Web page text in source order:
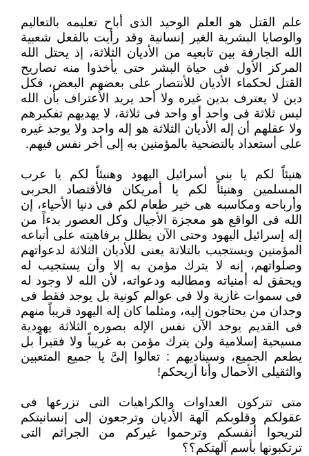
علم القتل هو العلم الوحيد الذى أباح تعليمه بالتعاليم
والوصايا البشرية الغير إنسانية وقد رأيت بالفعل شعبية
الله الجارفة بين تابعيه من ‏الأديان الثلاثة، إذ يحتل الله
المركز الأول فى حياة البشر حتى يأخذوا منه تصاريح
القتل لحكماء الأديان للأنتصار على بعضهم البعض، ‏فكل
دين لا يعترف بدين غيره ولا أحد يريد الأعتراف بأن الله
ليس ثلاثة فى واحد أو واحد فى ثلاثة، لا يهديهم تفكيرهم
ولا عقلهم أن إله ‏الأديان الثلاثة هو إله واحد ولا يوجد غيره
على أستعداد بالتضحية بالمؤمنين به إلى أخر نفس فيهم.‏
هنيئاً لكم يا بنى أسرائيل اليهود وهنيئاً لكم يا عرب
المسلمين وهنيئاً لكم يا أمريكان فالأقتصاد الحربى
وأرباحه ومكاسبه هى خير طعام ‏لكم فى دنيا الأحياء، إن
الله فى الواقع هو معجزة الأجيال وكل العصور بدءاً من
إله إسرائيل اليهود وحتى الآن يظلل برفاهيته على أتباعه
‏المؤمنين ويستجيب بالتلاتة يعنى للأديان الثلاثة لدعواتهم
وصلواتهم، إنه لا يترك مؤمن به إلا وأن يستجيب له
ويحقق له أمنياته ‏ومطالبه ودعواته، لأن الله لا وجود له
فى سموات غازية ولا فى عوالم كونية بل يوجد فقط فى
وجدان من يحتاجون إليه، ومثلما كان إله ‏اليهود قريباً منهم
فى القديم يوجد الآن نفس الإله بصوره الثلاثة يهودية
مسيحية إسلامية ولن يترك مؤمن به غريباً ولا فقيراً بل
يطعم ‏الجميع، وسيناديهم : تعالوا إلىَّ يا جميع المتعبين
والثقيلى الأحمال وأنا أريحكم!‏
متى تتركون العداوات والكراهيات التى تزرعها فى
عقولكم وقلوبكم آلهة الأديان وترجعون إلى إنسانيتكم
لتريحوا أنفسكم وترحموا غيركم ‏من الجرائم التى
ترتكبونها بأسم آلهتكم؟؟